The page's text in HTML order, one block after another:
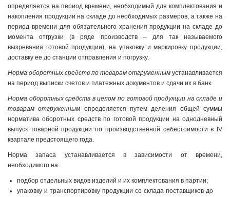
определяется на период времени, необходимый для комплектования и
накопления продукции на складе до необходимых размеров, а также на
период времени для обязательного хранения продукции на складе до
момента отгрузки (в ряде производств – для так называемого
вызревания готовой продукции), на упаковку и маркировку продукции,
доставку ее до станции отправления и погрузку.
Норма оборотных средств по товарам отгруженным устанавливается
на период выписки счетов и платежных документов и сдачи их в банк.
Норма оборотных средств в целом по готовой продукции на складе и
товарам отгруженным определяется путем деления общей суммы
норматива оборотных средств по готовой продукции на однодневный
выпуск товарной продукции по производственной себестоимости в IV
квартале предстоящего года.
Норма запаса устанавливается в зависимости от времени,
необходимого на:
подбор отдельных видов изделий и их комплектования в партии;
упаковку и транспортировку продукции со склада поставщиков до